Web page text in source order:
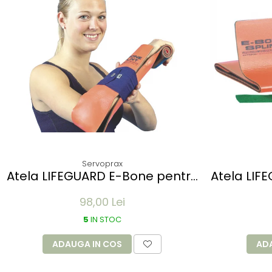
Servoprax
Atela LIFEGUARD E-Bone pentru
refolosibila, impermeabila,
radio-transparenta - rola
100x14 cm
98,00 Lei
5 IN STOC
ADAUGA IN COS
Atela